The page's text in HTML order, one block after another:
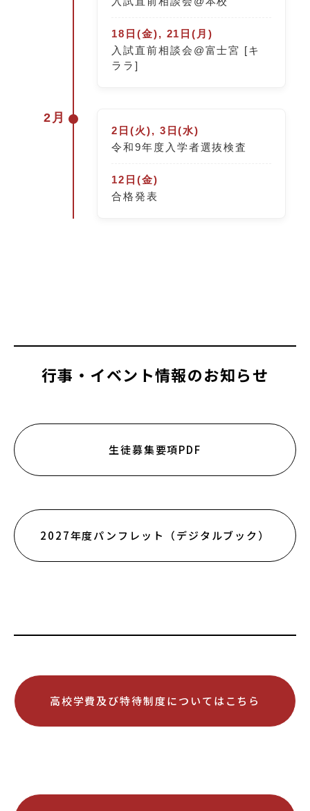
18日(金), 21日(月)
入試直前相談会@富士宮 [キ
ララ]
2月
2日(火), 3日(水)
令和9年度入学者選抜検査
12日(金)
合格発表
行事・イベント情報のお知らせ
生徒募集要項PDF
2027年度パンフレット（デジタルブック）
高校学費及び特待制度についてはこちら